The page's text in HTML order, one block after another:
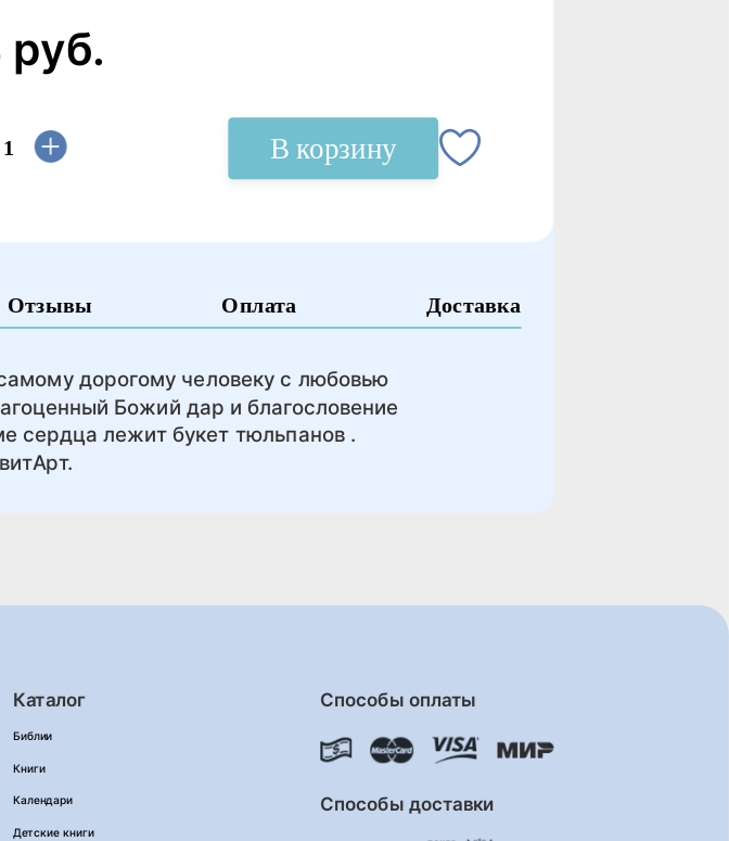
руб.
В корзину
Отзывы Оплата Доставка
дорогому человеку с любовью
Божий дар и благословение
сердца лежит букет тюльпанов .
Каталог
Библии
Книги
Календари
Детские книги
Способы оплаты
Способы доставки